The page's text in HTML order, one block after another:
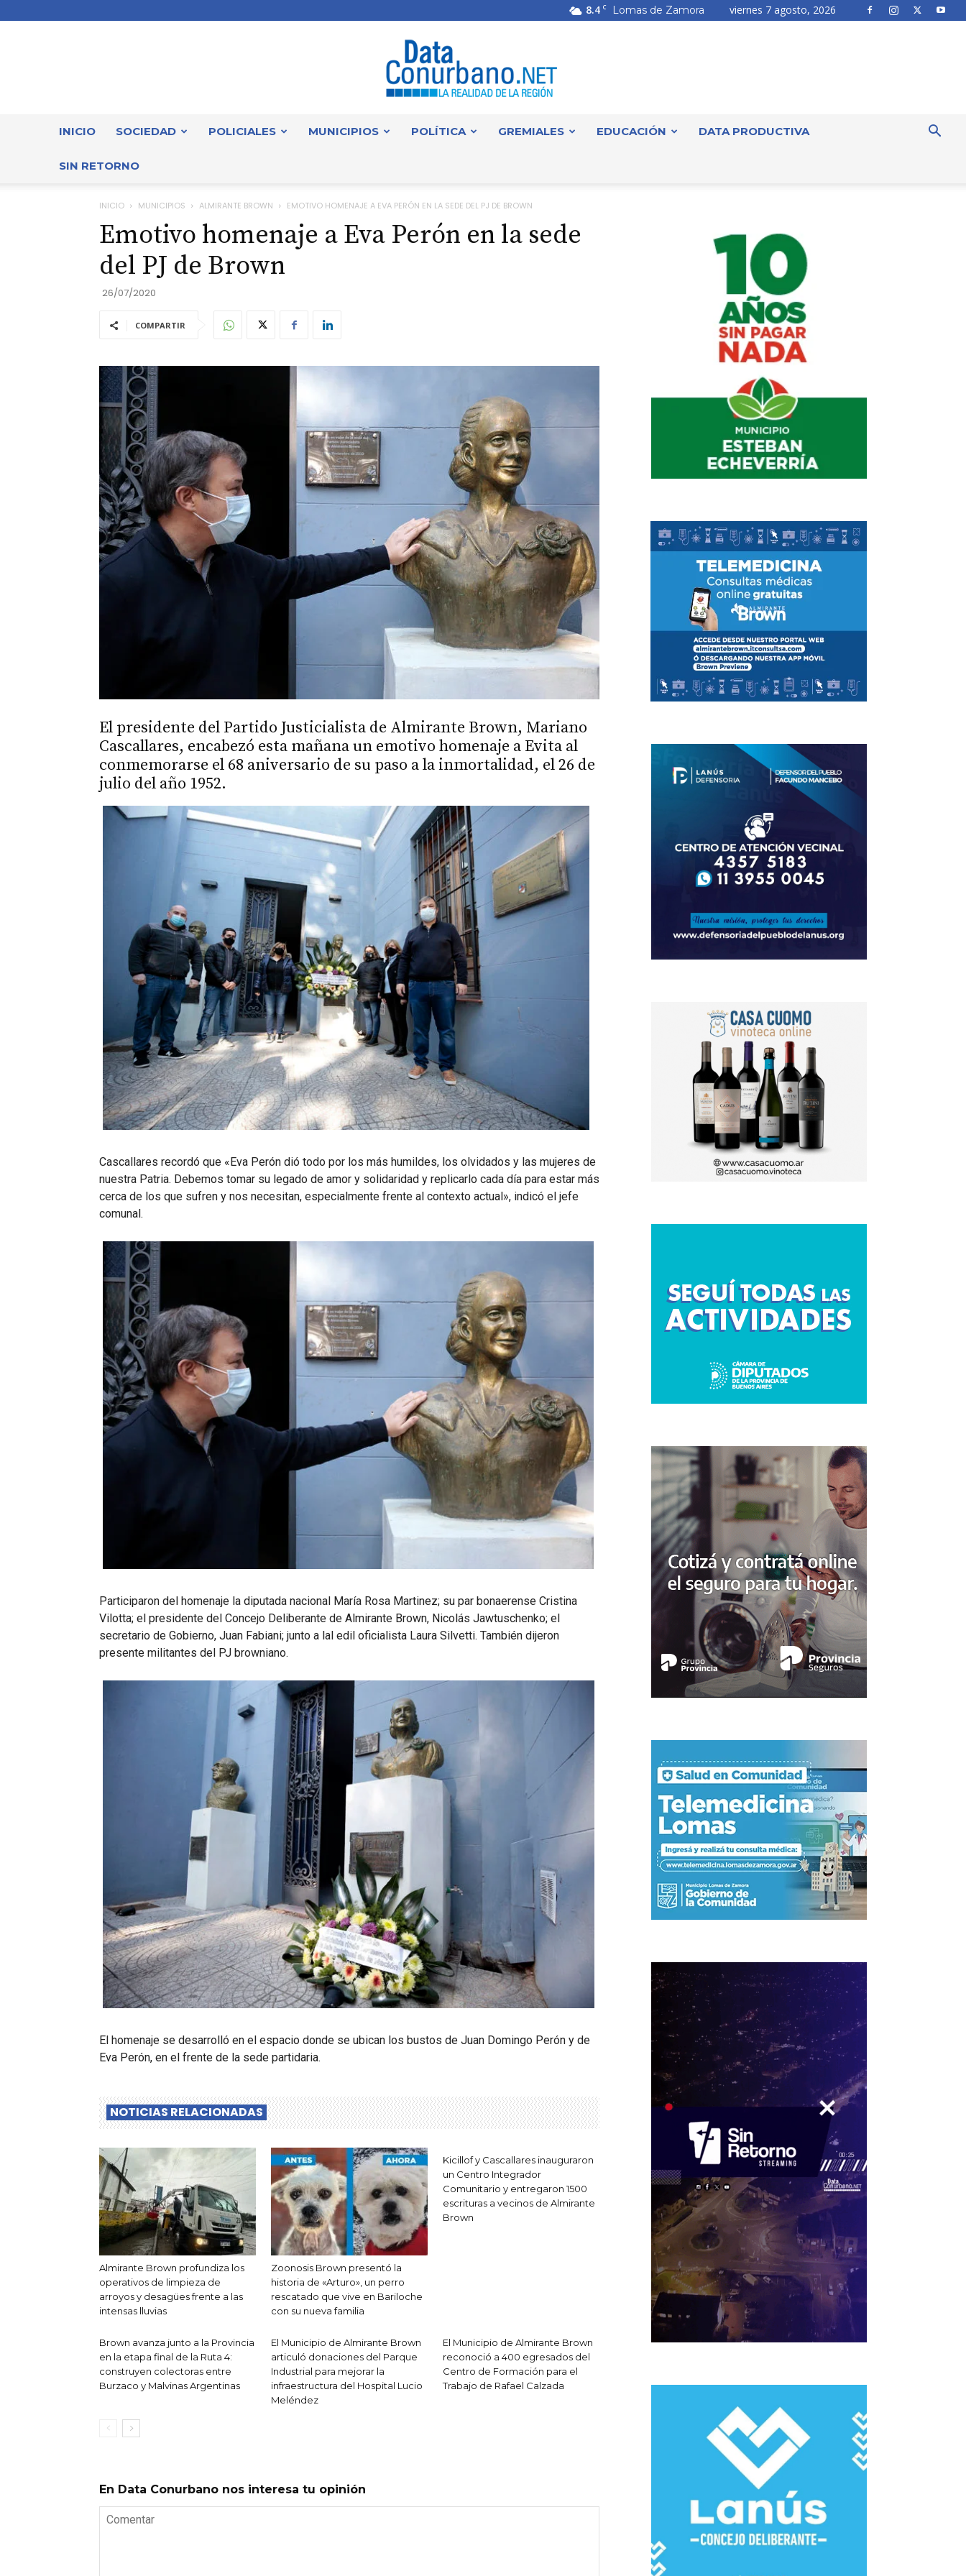
8.4 C Lomas de Zamora viernes 7 agosto, 2026
INICIO SOCIEDAD POLICIALES MUNICIPIOS POLÍTICA GREMIALES EDUCACIÓN DATA PRODUCTIVA
SIN RETORNO
INICIO MUNICIPIOS ALMIRANTE BROWN EMOTIVO HOMENAJE A EVA PERÓN EN LA SEDE DEL PJ DE BROWN
Emotivo homenaje a Eva Perón en la sede
del PJ de Brown
26/07/2020
COMPARTIR
El presidente del Partido Justicialista de Almirante Brown, Mariano
Cascallares, encabezó esta mañana un emotivo homenaje a Evita al
conmemorarse el 68 aniversario de su paso a la inmortalidad, el 26 de
julio del año 1952.
Cascallares recordó que «Eva Perón dió todo por los más humildes, los olvidados y las mujeres de
nuestra Patria. Debemos tomar su legado de amor y solidaridad y replicarlo cada día para estar más
cerca de los que sufren y nos necesitan, especialmente frente al contexto actual», indicó el jefe
comunal.
Participaron del homenaje la diputada nacional María Rosa Martinez; su par bonaerense Cristina
Vilotta; el presidente del Concejo Deliberante de Almirante Brown, Nicolás Jawtuschenko; el
secretario de Gobierno, Juan Fabiani; junto a lal edil oficialista Laura Silvetti. También dijeron
presente militantes del PJ browniano.
El homenaje se desarrolló en el espacio donde se ubican los bustos de Juan Domingo Perón y de
Eva Perón, en el frente de la sede partidaria.
NOTICIAS RELACIONADAS
Almirante Brown profundiza los
operativos de limpieza de
arroyos y desagües frente a las
intensas lluvias
Zoonosis Brown presentó la
historia de «Arturo», un perro
rescatado que vive en Bariloche
con su nueva familia
Kicillof y Cascallares inauguraron
un Centro Integrador
Comunitario y entregaron 1500
escrituras a vecinos de Almirante
Brown
Brown avanza junto a la Provincia
en la etapa final de la Ruta 4:
construyen colectoras entre
Burzaco y Malvinas Argentinas
El Municipio de Almirante Brown
articuló donaciones del Parque
Industrial para mejorar la
infraestructura del Hospital Lucio
Meléndez
El Municipio de Almirante Brown
reconoció a 400 egresados del
Centro de Formación para el
Trabajo de Rafael Calzada
En Data Conurbano nos interesa tu opinión